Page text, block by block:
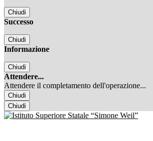
Chiudi
Successo
Chiudi
Informazione
Chiudi
Attendere...
Attendere il completamento dell'operazione...
Chiudi
Chiudi